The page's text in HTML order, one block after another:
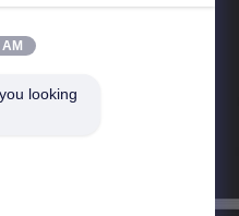
looking